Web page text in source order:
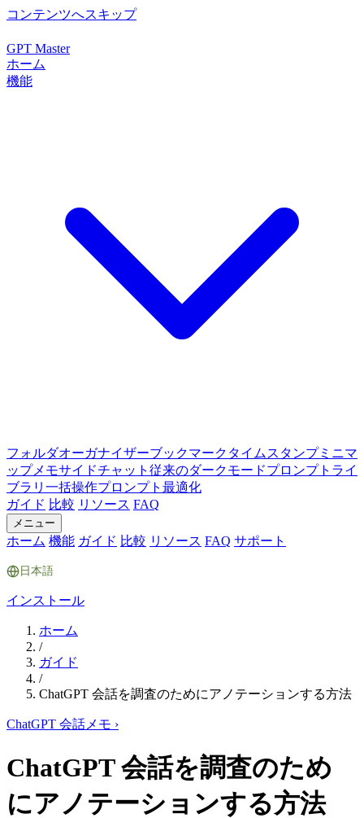
コンテンツへスキップ
GPT Master
ホーム
機能
フォルダオーガナイザーブックマーク タイムスタンプミニマ
ップメモサイドチャット 従来のダークモードプロンプトライ
ブラリ 一括操作プロンプト最適化
ガイド 比較 リソース FAQ
メニュー
ホーム 機能 ガイド 比較 リソース FAQ サポート
日本語
インストール
ホーム
/
ガイド
/
ChatGPT 会話を調査のためにアノテーションする方法
ChatGPT 会話メモ ›
ChatGPT 会話を調査のため
にアノテーションする方法